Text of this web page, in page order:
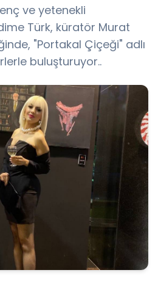
ve yetenekli
Türk, küratör Murat
"Portakal Çiçeği" adlı
buluşturuyor..